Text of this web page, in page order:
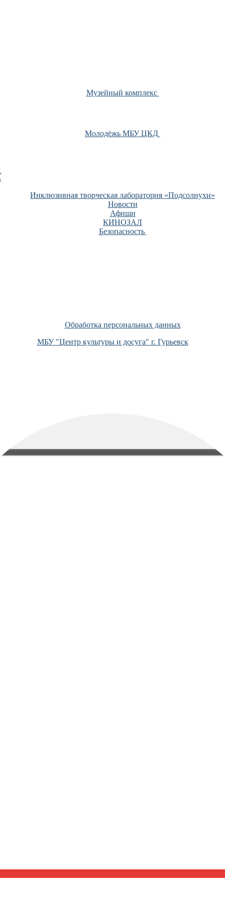
Музейный комплекс
Молодёжь МБУ ЦКД
Инклюзивная творческая лаборатория «Подсолнухи»
Новости
Афиши
КИНОЗАЛ
Безопасность
Обработка персональных данных
МБУ "Центр культуры и досуга" г. Гурьевск